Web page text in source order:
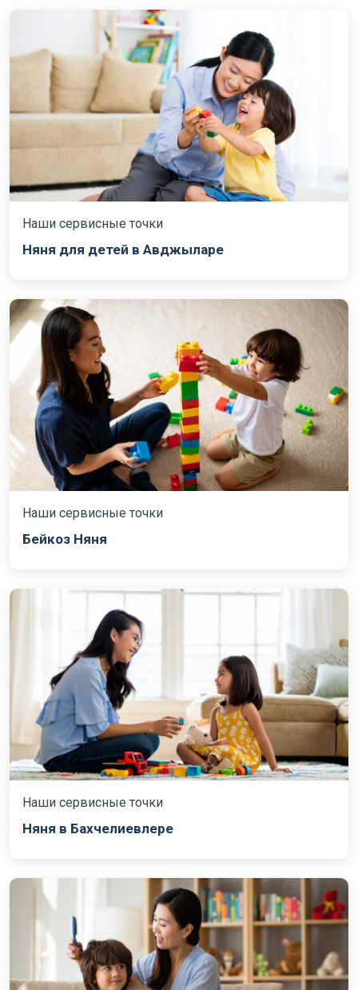
Наши сервисные точки
Няня для детей в Авджыларе
Наши сервисные точки
Бейкоз Няня
Наши сервисные точки
Няня в Бахчелиевлере